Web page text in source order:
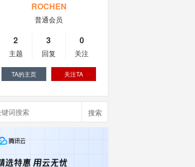
ROCHEN
普通会员
2
主题
3
回复
0
关注
TA的主页 关注TA
搜索